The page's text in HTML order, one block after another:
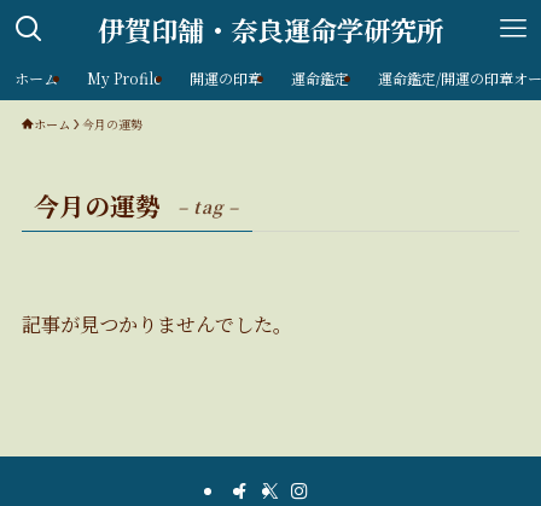
伊賀印舗・奈良運命学研究所
ホーム My Profile 開運の印章 運命鑑定 運命鑑定/開運の印章オ
ホーム 今月の運勢
今月の運勢 – tag –
記事が見つかりませんでした。